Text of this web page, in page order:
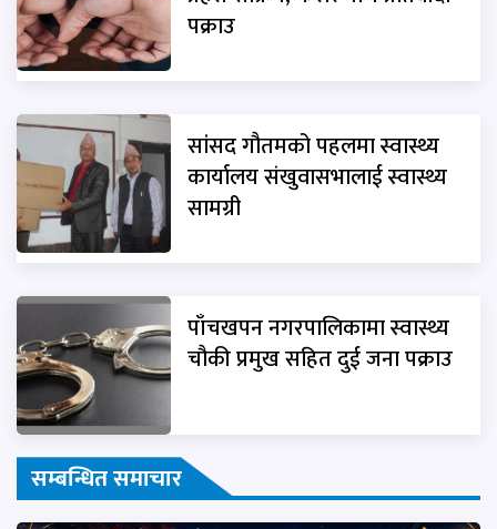
पक्राउ
सांसद गौतमको पहलमा स्वास्थ्य
कार्यालय संखुवासभालाई स्वास्थ्य
सामग्री
पाँचखपन नगरपालिकामा स्वास्थ्य
चौकी प्रमुख सहित दुई जना पक्राउ
सम्बन्धित समाचार